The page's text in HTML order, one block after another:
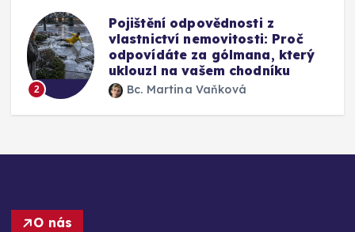
2
Pojištění odpovědnosti z
vlastnictví nemovitosti: Proč
odpovídáte za gólmana, který
uklouzl na vašem chodníku
Bc. Martina Vaňková
O nás